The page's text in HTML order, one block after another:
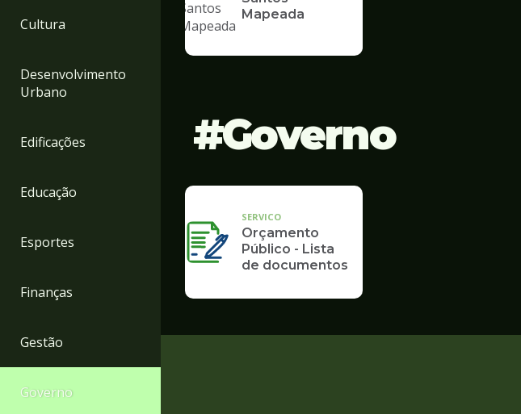
Cultura
Desenvolvimento
Urbano
Edificações
Educação
Esportes
Finanças
Gestão
Governo
Mapeada
Governo
SERVICO
Orçamento
Público - Lista
de documentos